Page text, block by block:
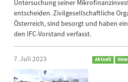
Untersuchung seiner
entscheiden. Zivilgesellschaftliche
Österreich, sind besorgt und haben
den IFC-Vorstand verfasst.
7. Juli 2023 Aktuell